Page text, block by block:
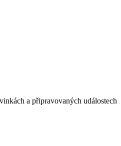
a připravovaných událostech